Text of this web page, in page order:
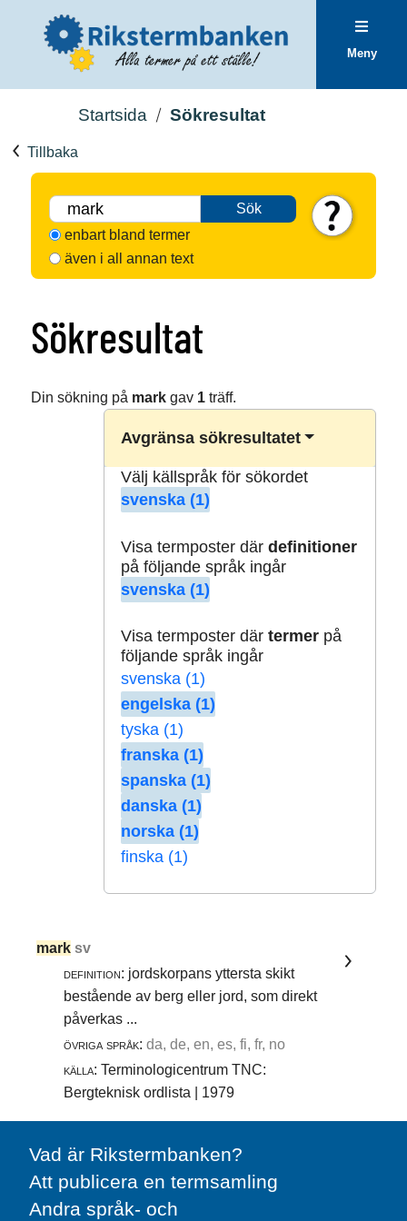
Meny
Startsida Sökresultat
Tillbaka
Sök
enbart bland termer
även i all annan text
Sökresultat
Din sökning på markgav 1träff.
Avgränsa sökresultatet
Välj källspråk för sökordet
svenska (1)
Visa termposter där definitioner
på följande språk ingår
svenska (1)
Visa termposter där termerpå
följande språk ingår
svenska (1)
engelska (1)
tyska (1)
franska (1)
spanska (1)
danska (1)
norska (1)
finska (1)
mark sv
definition: jordskorpans yttersta skikt
bestående av berg eller jord, som direkt
påverkas ...
övriga språk: da, de, en, es, fi, fr, no
källa: Terminologicentrum TNC:
Bergteknisk ordlista | 1979
Vad är Rikstermbanken?
Att publicera en termsamling
Andra språk- och